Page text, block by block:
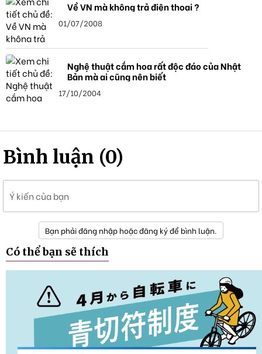
Về VN mà không trả điện thoại ?
01/07/2008
Nghệ thuật cắm hoa rất độc đáo của Nhật
Bản mà ai cũng nên biết
17/10/2004
Bình luận (0)
Ý kiến của bạn
Bạn phải đăng nhập hoặc đăng ký để bình luận.
Có thể bạn sẽ thích